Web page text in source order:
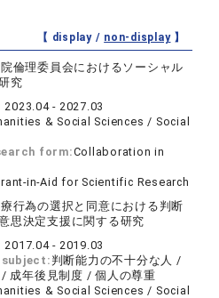
【 display / non-display】
倫理委員会におけるソーシャル
究
2023.04 - 2027.03
& Social Sciences / Social
form:Collaboration in
in-Aid for Scientific Research
行為の選択と同意における判断
思決定支援に関する研究
2017.04 - 2019.03
subject: 判断能力の不十分な人 /
成年後見制度 / 個人の尊重
& Social Sciences / Social